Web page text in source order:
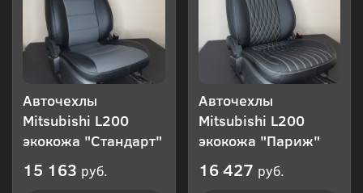
Авточехлы
Mitsubishi L200
экокожа "Стандарт"
15 163 руб.
Авточехлы
Mitsubishi L200
экокожа "Париж"
16 427 руб.